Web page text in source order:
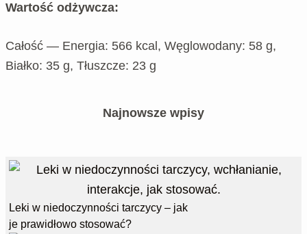
Wartość odżywcza:
Całość — Energia: 566 kcal, Węglowodany: 58 g,
Białko: 35 g, Tłuszcze: 23 g
Najnowsze wpisy
Leki w niedoczynności tarczycy – jak
je prawidłowo stosować?